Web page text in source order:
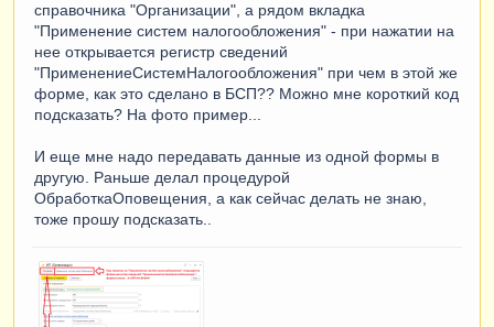
справочника "Организации", а рядом вкладка
"Применение систем налогообложения" - при нажатии на
нее открывается регистр сведений
"ПрименениеСистемНалогообложения" при чем в этой же
форме, как это сделано в БСП?? Можно мне короткий код
подсказать? На фото пример...
И еще мне надо передавать данные из одной формы в
другую. Раньше делал процедурой
ОбработкаОповещения, а как сейчас делать не знаю,
тоже прошу подсказать..